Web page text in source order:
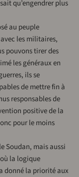
qu’engendrer plus
au peuple
les militaires,
pouvons tirer des
les généraux en
ils se
de mettre fin à
responsables de
positive de la
pour le moins
Soudan, mais aussi
la logique
donné la priorité aux